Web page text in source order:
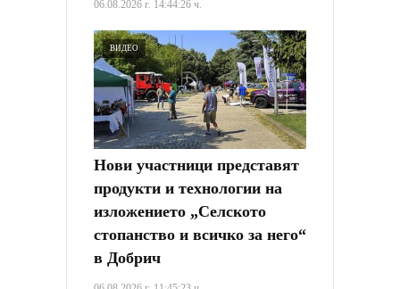
06.08.2026 г. 14:44:26 ч.
ВИДЕО
Нови участници представят
продукти и технологии на
изложението „Селското
стопанство и всичко за него“
в Добрич